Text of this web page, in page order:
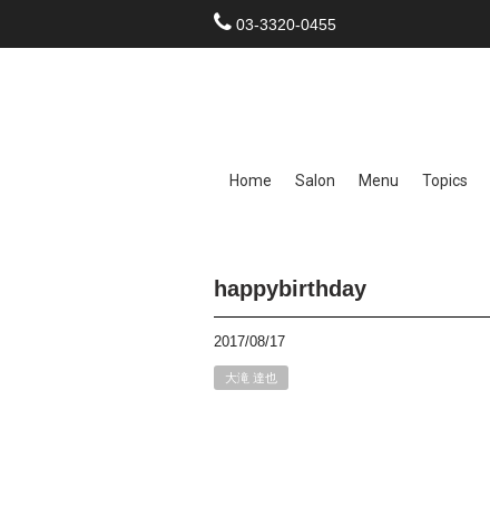
03-3320-0455
Home Salon Menu Topics
happybirthday
2017/08/17
大滝 達也